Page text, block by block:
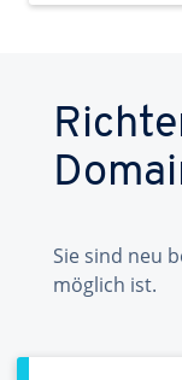
Sie sind neu
möglich ist.